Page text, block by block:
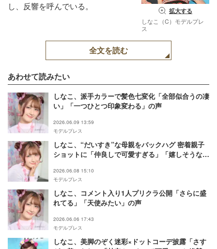
拡大する
しなこ（C）モデルプレ
ス
し、反響を呼んでいる。
全文を読む
あわせて読みたい
しなこ、派手カラーで髪色七変化「全部似合うの凄
い」「一つひとつ印象変わる」の声
2026.06.09 13:59
モデルプレス
しなこ、“だいすき”な母親をバックハグ 密着親子
ショットに「仲良しで可愛すぎる」「嬉しそうな表
2026.06.08 15:10
モデルプレス
しなこ、コメント入り1人プリクラ公開「さらに盛
れてる」「天使みたい」の声
2026.06.06 17:43
モデルプレス
しなこ、美脚のぞく迷彩×ドットコーデ披露「さす